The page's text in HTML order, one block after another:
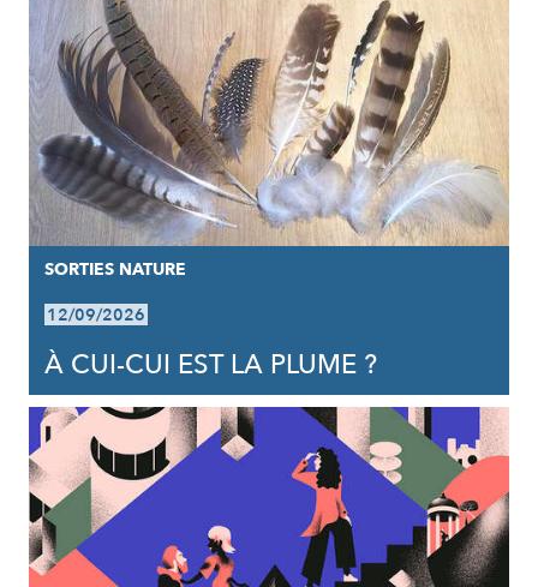
SORTIES NATURE
12/09/2026
À CUI-CUI EST LA PLUME ?